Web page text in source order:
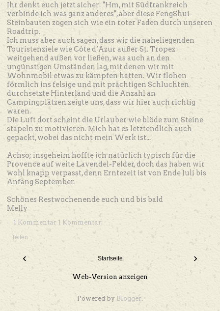
Ihr denkt euch jetzt sicher: "Hm, mit Südfrankreich
verbinde ich was ganz anderes", aber diese FengShui-
Steinbauten zogen sich wie ein roter Faden durch unseren
Roadtrip.
Ich muss aber auch sagen, dass wir die naheliegenden
Touristenziele wieCôte d’Azur außer St. Tropez
weitgehend außen vor ließen, was auch an den
ungünstigen Umständen lag, mit denen wir mit
Wohnmobil etwas zu kämpfen hatten. Wir flohen
förmlich ins felsige und mit prächtigen Schluchten
durchsetzte Hinterland und die Anzahl an
Campingplätzen zeigte uns, dass wir hier auch richtig
waren.
Die Luft dort scheint die Urlauber wie blöde zum Steine
stapeln zu motivieren. Mich hat es letztendlich auch
gepackt, wobei das nicht mein Werk ist...
Achso; insgeheim hoffte ich natürlich typisch für die
Provence auf weite Lavendel-Felder, doch das haben wir
wohl knapp verpasst, denn Erntezeit ist von Ende Juli bis
Anfang September.
Schönes Restwochenende euch und bis bald
Melly
1 Kommentar 1 Kommentar:
Teilen
‹ ›
Startseite
Web-Version anzeigen
Powered by Blogger.